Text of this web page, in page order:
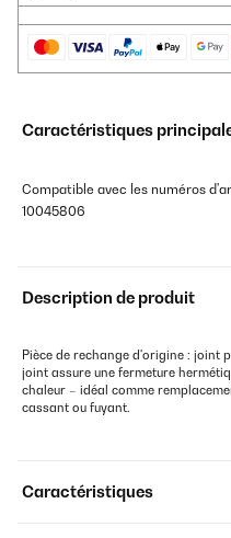
Caractéristiques
Compatible avec les numéros
10045806
Description de produit
Pièce de rechange d'origine : joint
joint assure une fermeture
chaleur – idéal comme
cassant ou fuyant.
Caractéristiques